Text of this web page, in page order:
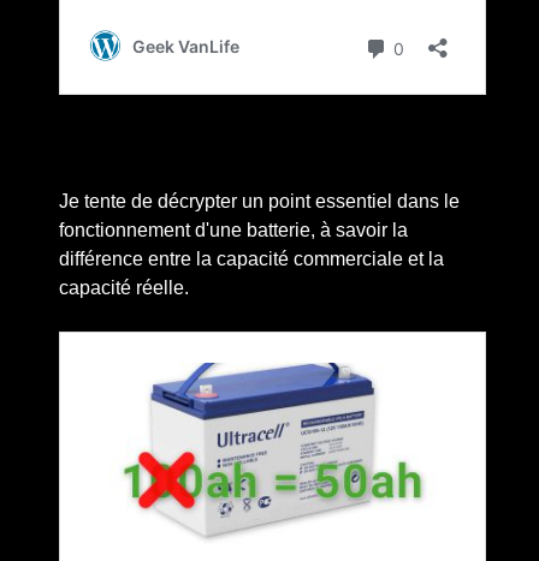
Je tente de décrypter un point essentiel dans le
fonctionnement d'une batterie, à savoir la
différence entre la capacité commerciale et la
capacité réelle.